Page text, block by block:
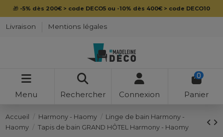
🎁 -5% dès 200€ > code DECO5 ou -10% dès 400€ > code DECO10
Livraison Mentions légales
Menu Rechercher Connexion
0
Panier
Accueil Harmony - Haomy
Linge de bain Harmony -
Haomy
Tapis de bain GRAND HÔTEL Harmony - Haomy